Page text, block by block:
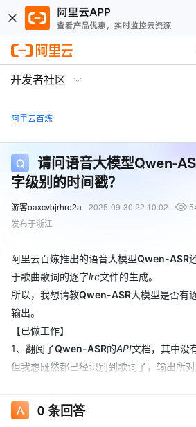
开发者社区
阿里云百炼
请问语音大模型Qwen-
字级别的时间戳？
游客oaxcvbjrhro2a 2025-09-30 22:10:02
发布于浙江
阿里云百炼推出的语音大模型Qwen-ASR
于歌曲歌词的逐字lrc文件的生成。
所以，我想请教Qwen-ASR大模型是否有
输出。
【已做工作】
1、翻阅了Qwen-ASR的API文档，其中没
但我想既然都已经识别到歌词了，输出所
样；
2、又发现了一个开源的基于
0条回答